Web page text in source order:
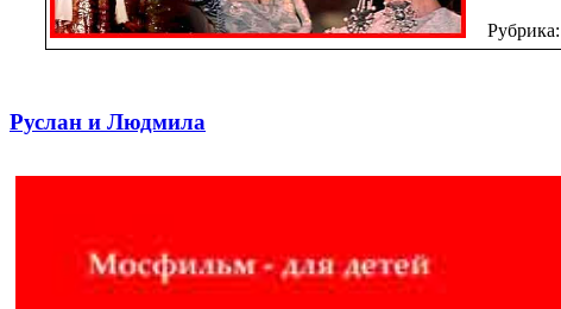
Рубрика:
Руслан и Людмила